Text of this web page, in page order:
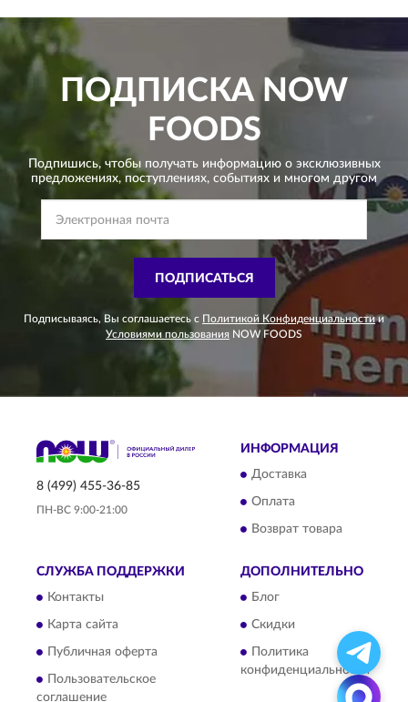
ПОДПИСКАNOW
FOODS
Подпишись, чтобы получать информацию о эксклюзивных
предложениях,поступлениях, событиях и многом другом
ПОДПИСАТЬСЯ
Подписываясь, Вы соглашаетесь с Политикой Конфиденциальности и
Условиями пользования NOW FOODS
8 (499) 455-36-85
ПН-ВС 9:00-21:00
ИНФОРМАЦИЯ
Доставка
Оплата
Возврат товара
СЛУЖБА ПОДДЕРЖКИ
Контакты
Карта сайта
Публичная оферта
Пользовательское
соглашение
ДОПОЛНИТЕЛЬНО
Блог
Скидки
Политика
конфиденциальности